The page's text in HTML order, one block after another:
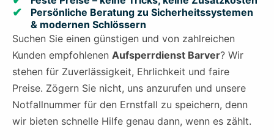
Persönliche Beratung zu Sicherheitssystemen
& modernen Schlössern
Suchen Sie einen günstigen und von zahlreichen
Kunden empfohlenen Aufsperrdienst Barver? Wir
stehen für Zuverlässigkeit, Ehrlichkeit und faire
Preise. Zögern Sie nicht, uns anzurufen und unsere
Notfallnummer für den Ernstfall zu speichern, denn
wir bieten schnelle Hilfe genau dann, wenn es zählt.